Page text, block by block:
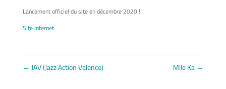
Lancement officiel du site en décembre 2020 !
Site internet
← JAV (Jazz Action Valence) Mlle Ka →